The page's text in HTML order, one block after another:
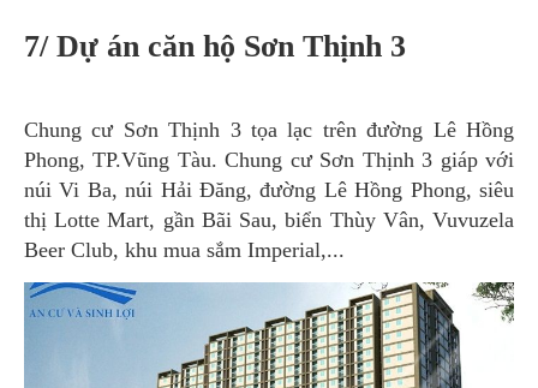
7/ Dự án căn hộ Sơn Thịnh 3
Chung cư Sơn Thịnh 3 tọa lạc trên đường Lê Hồng
Phong, TP.Vũng Tàu. Chung cư Sơn Thịnh 3 giáp với
núi Vi Ba, núi Hải Đăng, đường Lê Hồng Phong, siêu
thị Lotte Mart, gần Bãi Sau, biển Thùy Vân, Vuvuzela
Beer Club, khu mua sắm Imperial,...